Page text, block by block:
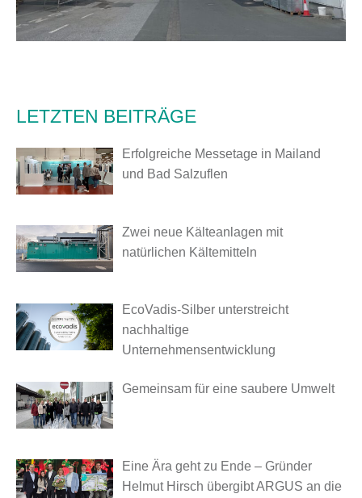
LETZTEN BEITRÄGE
Erfolgreiche Messetage in Mailand
und Bad Salzuflen
Zwei neue Kälteanlagen mit
natürlichen Kältemitteln
EcoVadis-Silber unterstreicht
nachhaltige
Unternehmensentwicklung
Gemeinsam für eine saubere Umwelt
Eine Ära geht zu Ende – Gründer
Helmut Hirsch übergibt ARGUS an die